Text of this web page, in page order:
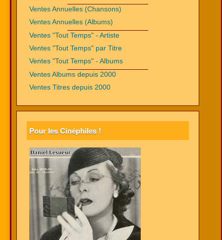
Ventes Annuelles (Chansons)
Ventes Annuelles (Albums)
Ventes "Tout Temps" - Artiste
Ventes "Tout Temps" par Titre
Ventes "Tout Temps" - Albums
Ventes Albums depuis 2000
Ventes Titres depuis 2000
Pour les Cinéphiles !